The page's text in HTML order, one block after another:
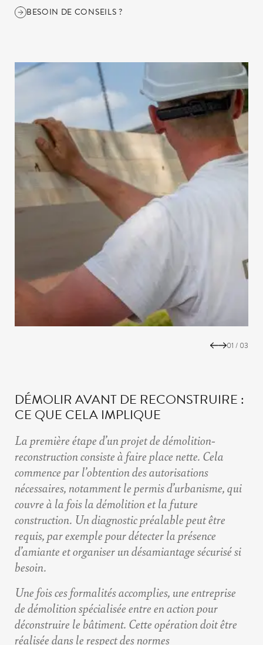
BESOIN DE CONSEILS ?
01 / 03
DÉMOLIR AVANT DE RECONSTRUIRE :
CE QUE CELA IMPLIQUE
La première étape d’un projet de démolition-
reconstructionconsiste à faire place nette. Cela
commence par l’obtention des autorisations
nécessaires, notamment le permis d’urbanisme, qui
couvre à la fois la démolition et la future
construction. Un diagnostic préalable peut être
requis, par exemple pour détecter la présence
d’amiante et organiser un désamiantage sécurisé si
besoin.
Une fois ces formalités accomplies, uneentreprise
de démolition spécialiséeentre en action pour
déconstruire le bâtiment. Cette opération doit être
réalisée dans le respect des normes